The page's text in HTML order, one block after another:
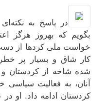
در پاسخ به
بگویم که بهروز هرگز
خواست ملی کردها از دست
کار شاق و بسیار پر
شده شاخه از کردستان
آنان، به فعالیت
کردستان ادامه داد. او